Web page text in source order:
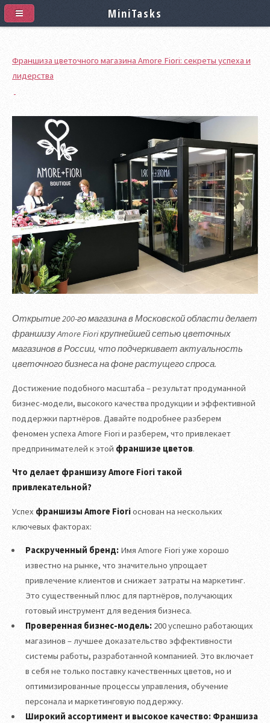
Франшиза цветочного магазина Amore Fiori: секреты успеха и
лидерства
Открытие 200-го магазина в Московской области делает
франшизу Amore Fiori крупнейшей сетью цветочных
магазинов в России, что подчеркивает актуальность
цветочного бизнеса на фоне растущего спроса.
Достижение подобного масштаба – результат продуманной
бизнес-модели, высокого качества продукции и эффективной
поддержки партнёров. Давайте подробнее разберем
феномен успеха Amore Fiori и разберем, что привлекает
предпринимателей к этой франшизе цветов.
Что делает франшизу Amore Fiori такой
привлекательной?
Успех франшизы Amore Fioriоснован на нескольких
ключевых факторах:
Раскрученный бренд:Имя Amore Fiori уже хорошо
известно на рынке, что значительно упрощает
привлечение клиентов и снижает затраты на маркетинг.
Это существенный плюс для партнёров, получающих
готовый инструмент для ведения бизнеса.
Проверенная бизнес-модель:200 успешно работающих
магазинов – лучшее доказательство эффективности
системы работы, разработанной компанией. Это включает
в себя не только поставку качественных цветов, но и
оптимизированные процессы управления, обучение
персонала и маркетинговую поддержку.
Широкий ассортимент и высокое качество: Франшиза
MiniTasks